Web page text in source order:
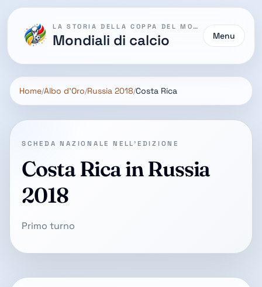
LA STORIA DELLA COPPA DEL MONDO
Mondiali di calcio Menu
Home Albo d'Oro Russia 2018 Costa Rica
SCHEDA NAZIONALE NELL'EDIZIONE
Costa Rica in Russia
2018
Primo turno